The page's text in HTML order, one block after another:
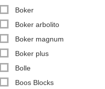
Boker
Boker arbolito
Boker magnum
Boker plus
Bolle
Boos Blocks